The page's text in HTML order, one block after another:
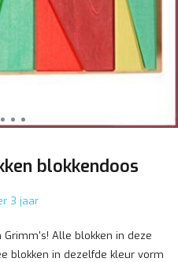
blokkendoos
3 jaar
Alle blokken in deze
blokken in dezelfde kleur vorm